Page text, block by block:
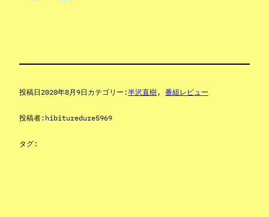
投稿日2020年8月9日 カテゴリー:半沢直樹, 番組レビュー
投稿者: hibituredure5969
タグ: